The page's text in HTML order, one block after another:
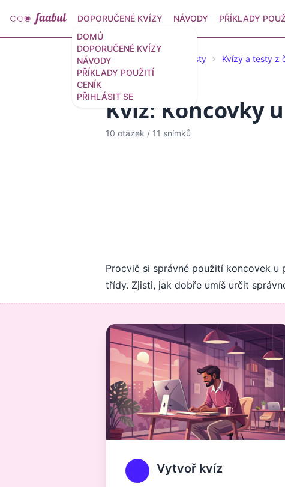
DOMŮ
DOPORUČENÉ KVÍZY
NÁVODY
PŘÍKLADY POUŽITÍ
CENÍK
PŘIHLÁSIT SE
DOPORUČENÉ KVÍZY NÁVODY PŘÍKLADY
Doporučené kvízy a testy Kvízy a testy z
Kvíz: Koncovky
10 otázek / 11 snímků
Procvič si správné použití koncovek
třídy. Zjisti, jak dobře umíš určit
Vytvoř kvíz